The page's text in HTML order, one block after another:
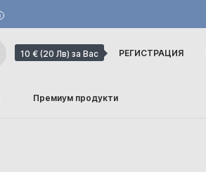
10 € (20 Лв) за Вас РЕГИСТРАЦИЯ
Премиум продукти